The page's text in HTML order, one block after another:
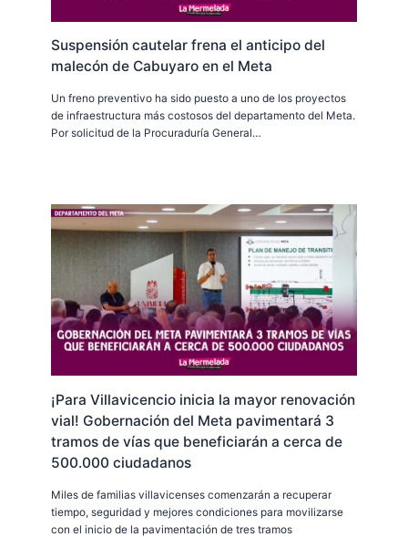
Suspensión cautelar frena el anticipo del
malecón de Cabuyaro en el Meta
Un freno preventivo ha sido puesto a uno de los proyectos
de infraestructura más costosos del departamento del Meta.
Por solicitud de la Procuraduría General…
¡Para Villavicencio inicia la mayor renovación
vial! Gobernación del Meta pavimentará 3
tramos de vías que beneficiarán a cerca de
500.000 ciudadanos
Miles de familias villavicenses comenzarán a recuperar
tiempo, seguridad y mejores condiciones para movilizarse
con el inicio de la pavimentación de tres tramos